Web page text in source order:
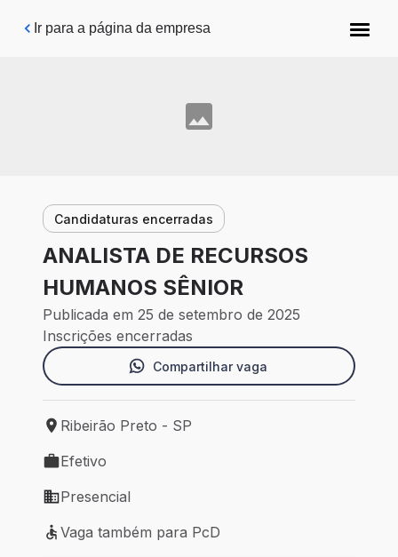
Pular para o conteúdo principal
Ir para a página da empresa
Candidaturas encerradas
ANALISTA DE RECURSOS
HUMANOS SÊNIOR
Publicada em 25 de setembro de 2025
Inscrições encerradas
Compartilhar vaga
Local de trabalho: Ribeirão Preto - SP
Ribeirão Preto - SP
Tipo de vaga: Efetivo
Efetivo
Modelo de trabalho: Presencial
Presencial
Vaga também para PcD
Vaga também para PcD